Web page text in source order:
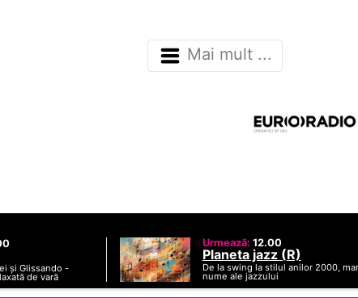
Mai mult ...
și Glissando -
de vară
Urmează: 12.00
Planeta jazz (R)
De la swing la stilul anilor 2000,
nume ale jazzului